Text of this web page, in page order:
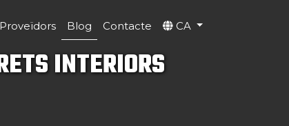
Proveïdors Blog Contacte CA
INTERIORS